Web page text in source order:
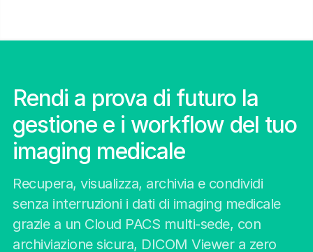
Rendi a prova di futuro la
gestione e i workflow del tuo
imaging medicale
Recupera, visualizza, archivia e condividi
senza interruzioni i dati di imaging medicale
grazie a un Cloud PACS multi-sede, con
archiviazione sicura, DICOM Viewer a zero